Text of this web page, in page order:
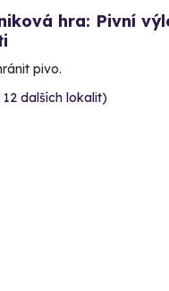
hra: Pivní
pivo.
dalších lokalit)